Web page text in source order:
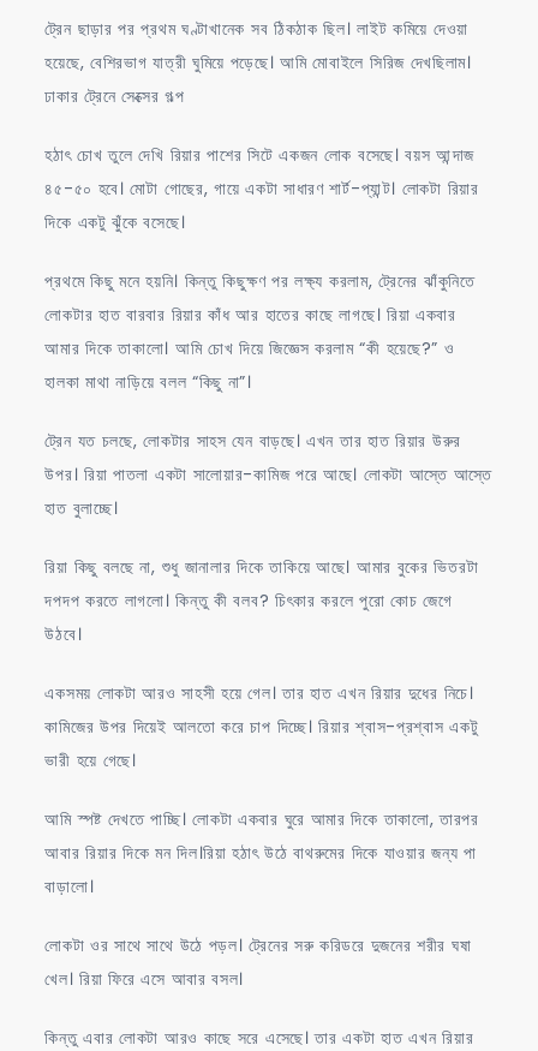
ট্রেন ছাড়ার পর প্রথম ঘণ্টাখানেক সব ঠিকঠাক ছিল। লাইট কমিয়ে দেওয়া
হয়েছে, বেশিরভাগ যাত্রী ঘুমিয়ে পড়েছে। আমি মোবাইলে সিরিজ দেখছিলাম।
ঢাকার ট্রেনে সেক্সের গল্প
হঠাৎ চোখ তুলে দেখি রিয়ার পাশের সিটে একজন লোক বসেছে। বয়স আন্দাজ
৪৫-৫০ হবে। মোটা গোছের, গায়ে একটা সাধারণ শার্ট-প্যান্ট। লোকটা রিয়ার
দিকে একটু ঝুঁকে বসেছে।
প্রথমে কিছু মনে হয়নি। কিন্তু কিছুক্ষণ পর লক্ষ্য করলাম, ট্রেনের ঝাঁকুনিতে
লোকটার হাত বারবার রিয়ার কাঁধ আর হাতের কাছে লাগছে। রিয়া একবার
আমার দিকে তাকালো। আমি চোখ দিয়ে জিজ্ঞেস করলাম “কী হয়েছে?” ও
হালকা মাথা নাড়িয়ে বলল “কিছু না”।
ট্রেন যত চলছে, লোকটার সাহস যেন বাড়ছে। এখন তার হাত রিয়ার উরুর
উপর। রিয়া পাতলা একটা সালোয়ার-কামিজ পরে আছে। লোকটা আস্তে আস্তে
হাত বুলাচ্ছে।
রিয়া কিছু বলছে না, শুধু জানালার দিকে তাকিয়ে আছে। আমার বুকের ভিতরটা
দপদপ করতে লাগলো। কিন্তু কী বলব? চিৎকার করলে পুরো কোচ জেগে
উঠবে।
একসময় লোকটা আরও সাহসী হয়ে গেল। তার হাত এখন রিয়ার দুধের নিচে।
কামিজের উপর দিয়েই আলতো করে চাপ দিচ্ছে। রিয়ার শ্বাস-প্রশ্বাস একটু
ভারী হয়ে গেছে।
আমি স্পষ্ট দেখতে পাচ্ছি। লোকটা একবার ঘুরে আমার দিকে তাকালো, তারপর
আবার রিয়ার দিকে মন দিল।রিয়া হঠাৎ উঠে বাথরুমের দিকে যাওয়ার জন্য পা
বাড়ালো।
লোকটা ওর সাথে সাথে উঠে পড়ল। ট্রেনের সরু করিডরে দুজনের শরীর ঘষা
খেল। রিয়া ফিরে এসে আবার বসল।
কিন্তু এবার লোকটা আরও কাছে সরে এসেছে। তার একটা হাত এখন রিয়ার